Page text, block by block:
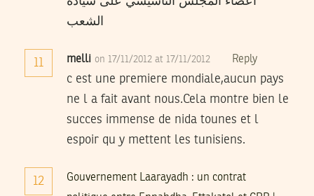
الشعب
11 melli on 17/11/2012 at 17/11/2012 Reply
c est une premiere mondiale,aucun pays
ne l a fait avant nous.Cela montre bien le
succes immense de nida tounes et l
espoir qu y mettent les tunisiens.
12
Gouvernement Laarayadh : un contrat